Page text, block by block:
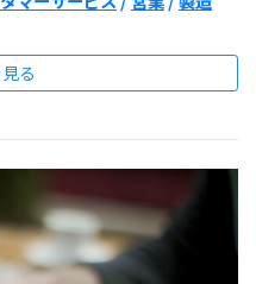
る